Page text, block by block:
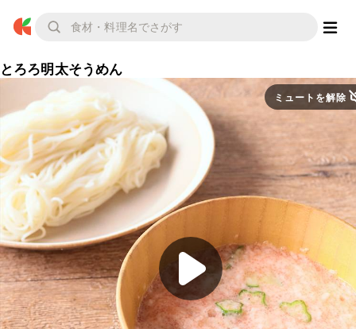
とろろ明太そうめん
ミュートを解除